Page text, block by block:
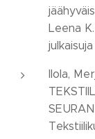
Leena
julkaisuja
Ilola,